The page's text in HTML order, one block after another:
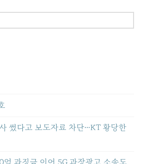
썼다고 보도자료 차단…KT 황당한